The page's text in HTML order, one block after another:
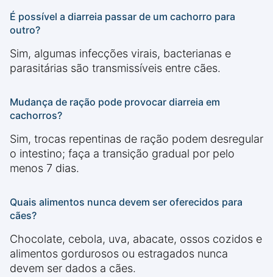
É possível a diarreia passar de um cachorro para
outro?
Sim, algumas infecções virais, bacterianas e
parasitárias são transmissíveis entre cães.
Mudança de ração pode provocar diarreia em
cachorros?
Sim, trocas repentinas de ração podem desregular
o intestino; faça a transição gradual por pelo
menos 7 dias.
Quais alimentos nunca devem ser oferecidos para
cães?
Chocolate, cebola, uva, abacate, ossos cozidos e
alimentos gordurosos ou estragados nunca
devem ser dados a cães.